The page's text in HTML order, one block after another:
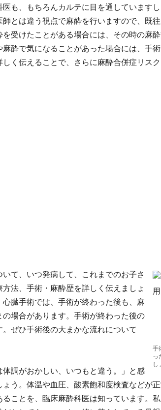
も、もちろんカルテに目を通していますし
とは違う視点で麻酔を行いますので、既往
受けたことがある場合には、その時の麻
酔で気になることがあった場合には、手
く伝えることで、さらに麻酔合併症リス
手
っ
し
て、いつ発病して、これまでのお子さ
法、手術・麻酔歴を詳しく伝えましょ
臓手術では、手術が終わった後も、麻
場合があります。手術が終わった後の
ぜひ手術後の大まかな流れについて
調がおかしい、いつもと違う。」と感
う。体温や血圧、酸素飽和度検査などが
ことを、臨床麻酔科医は知っています。